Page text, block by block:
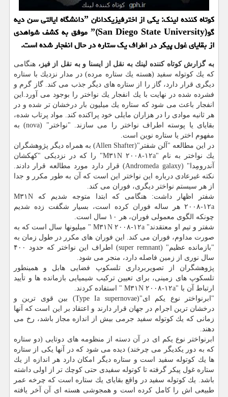
كوتاه كننده لینك: یكی از اخترفیزیكدانان ˮدانشگاه ایالتی سن دیه
گوˮ(San Diego State University) موفق به كشف شواهدی
از بقایای غول پیكر در اطراف یك ستاره در حال انفجار شده است.
به گزارش كوتاه كننده لینك به نقل از ایسنا و به نقل از فیز، هنگامی
كه یك كوتوله سفید (هسته یك ستاره مرده) در مدار نزدیك با ستاره
دیگری قرار دارد، گاز را از ستاره های دیگر جذب می كند. گاز گرم و
فشرده شده در نهایت با یك انفجار یك نواختر را بوجود می آورد.این
انفجار باعث می شود كه ستاره یك میلیون بار درخشان تر شده و در
هر ثانیه موادی را در هزاران مایلی خود پراكنده كند. مواد پرتاب شده،
بقایای یا پوسته اطراف نواختر را می سازند. "نواختر" (nova) به
مفهوم اختر یا ستاره نوین است.
در این مطالعه "آلن شفتر"(Allen Shafter) به همراه دیگر پژوهشگران
یك نواختر به نام "M۳۱N ۲۰۰۸-۱۲a" را كه در نزدیكی "كهكشان
آندرومِدا" (Andromeda galaxy) قرار دارد مورد مطالعه قرار دادند.
نكته غیرعادی درباره این نواختر این است كه آن به طور مكرر و جدا
از هر سیستم نواختر دیگری، فوران می كند.
شفتر اظهار داشت: هنگامی كه ابتدا متوجه شدیم كه M۳۱N
۲۰۰۸-۱۲a هر ساله فوران كرده است، بسیار شگفت زده شدیم
چونكه الگوی معمولی فوران، هر ۱۰ سال است.
شفتر و تیم او معتقدند" M۳۱N ۲۰۰۸-۱۲a " میلیونها سال است كه به
صورت مداوم، فوران می كند. این فوران های مكرر در طول زمان به
"بازمانده عظیم" (super remnant) اطراف این نواختر كه حدود ۴۰۰
سال نوری از زمین فاصله دارد، منجر می شود.
پژوهشگران از تصویربرداری تلسكوپ فضایی هابل و همینطور
تلسكوپ های زمینی، برای تعیین تركیب شیمیایی بازمانده ها و تأیید
ارتباط آن با "M۳۱N ۲۰۰۸-۱۲a " استفاده كردند.
"ابرنواختر نوع یكم ای"(Type Ia supernovae) بین قوی ترین و
درخشان ترین اجرام در جهان قرار دارند و اعتقاد بر این است كه آنها
زمانی كه یك كوتوله سفید جرمی بیش از اندازه مجاز باشد، رخ می
دهند.
ابرنواختر نوع یكم ای در آن دسته از منظومه های دوتایی (دو ستاره
كه به دور یكدیگر می چرخند) دیده می شود كه در آنها یكی از ستاره
ها یك كوتوله سفید است و ستاره دیگر امكان دارد هر اندازه از یك
ستاره غول پیكر گرفته تا كوتوله سفیدی حتی كوچك تر از اولی داشته
باشد. یك كوتوله سفید در واقع بقایای یك ستاره است كه چرخه عمر
طبیعی اش را كامل كرده است و همجوشی هسته ای آن آخر یافته